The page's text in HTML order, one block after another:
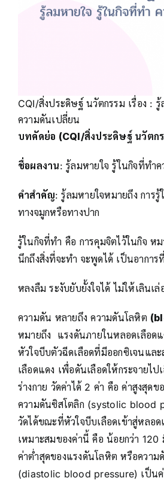
CQI/สิ่งประดิษฐ์ นวัตกรรม เรื่อง :
ความดันเปลี่ยน
บทคัดย่อ (CQI/สิ่งประดิษฐ์ นวัตก
ชื่อผลงาน: รู้ลมหายใจ รู้ในกิจที่ทำ
คำสำคัญ: รู้ลมหายใจหมายถึง การ
ทางจมูกหรือทางปาก
รู้ในกิจที่ทำ คือ การคุมจิตไว้ในกิจ ห
นึกถึงสิ่งที่จะทำ จะพูดได้ เป็นอาการ
หลงลืม ระงับยับยั้งใจได้ ไม่ให้เลินเล่
ความดัน หลายถึง ความดันโลหิต
หมายถึง แรงดันภายในหลอดเลือดแ
หัวใจบีบตัวฉีดเลือดที่มีออกซิเจนแล
เลือดแดง เพื่อดันเลือดให้กระจายไป
ร่างกาย วัดค่าได้ 2 ค่า คือ ค่าสูงสุด
ความดันซิสโตลิก (systolic blood
วัดได้ขณะที่หัวใจบีบเลือดเข้าสู่หลอด
เหมาะสมของค่านี้ คือ น้อยกว่า
ค่าต่ำสุดของแรงดันโลหิต หรือความ
(diastolic blood pressure) เป็น